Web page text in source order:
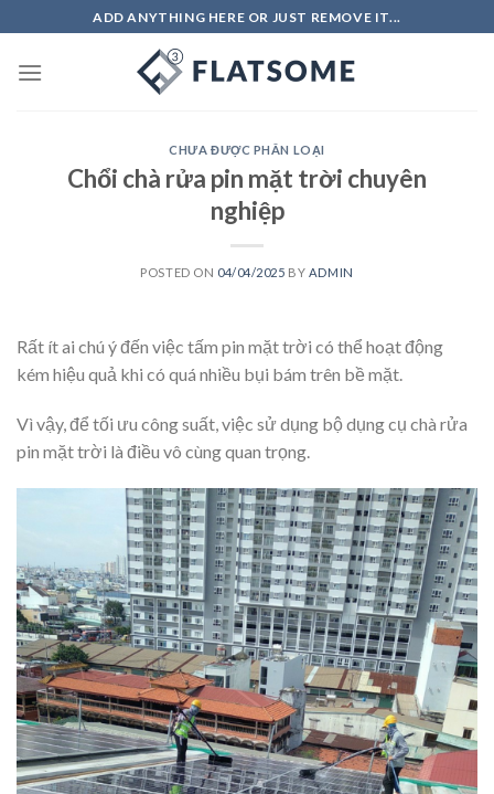
to
content
ADD ANYTHING HERE OR JUST REMOVE IT...
CHƯA ĐƯỢC PHÂN LOẠI
Chổi chà rửa pin mặt trời chuyên
nghiệp
POSTED ON 04/04/2025 BY ADMIN
Rất ít ai chú ý đến việc tấm pin mặt trời có thể hoạt động
kém hiệu quả khi có quá nhiều bụi bám trên bề mặt.
Vì vậy, để tối ưu công suất, việc sử dụng bộ dụng cụ chà rửa
pin mặt trời là điều vô cùng quan trọng.